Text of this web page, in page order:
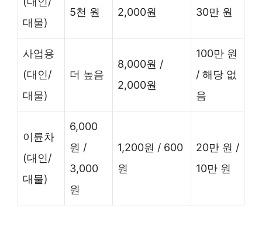
대물)
5천 원
2,000원
30만 원
사업용
(대인/
대물)
더 높음
8,000원 /
2,000원
100만 원
/ 해당 없
음
이륜차
(대인/
대물)
6,000
원 /
3,000
원
1,200원 / 600
원
20만 원 /
10만 원